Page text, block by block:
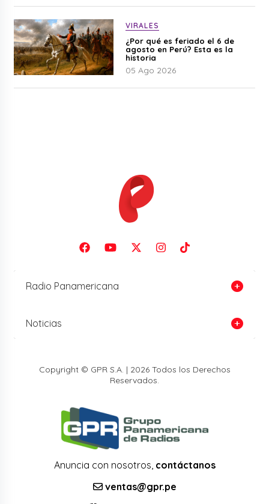
VIRALES
¿Por qué es feriado el 6 de
agosto en Perú? Esta es la
historia
05 Ago 2026
Radio Panamericana
Noticias
Copyright © GPR S.A. | 2026 Todos los Derechos
Reservados.
Anuncia con nosotros, contáctanos
ventas@gpr.pe